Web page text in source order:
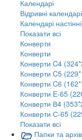
Календарі
Відривні календарі
Календарі
Показати всі
Конверти
Конверти
Конверти C4
Конверти C5
Конверти C6
Конверти E-65
Конверти В4
Конверти С-65
Показати всі
Папки та